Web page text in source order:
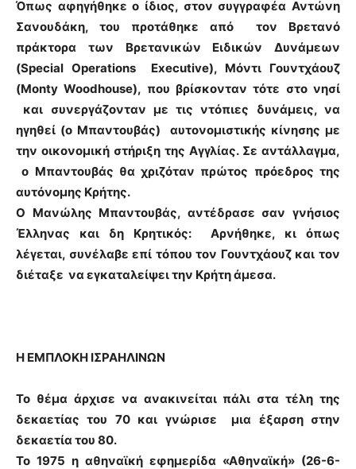
Όπως αφηγήθηκε ο ίδιος, στον συγγραφέα Αντώνη
Σανουδάκη, του προτάθηκε από τον Βρετανό
πράκτορα των Βρετανικών Ειδικών Δυνάμεων
(Special Operations Executive), Μόντι Γουντχάουζ
(Monty Woodhouse), που βρίσκονταν τότε στο νησί
και συνεργάζονταν με τις ντόπιες δυνάμεις, να
ηγηθεί (ο Μπαντουβάς) αυτονομιστικής κίνησης με
την οικονομική στήριξη της Αγγλίας. Σε αντάλλαγμα,
ο Μπαντουβάς θα χριζόταν πρώτος πρόεδρος της
αυτόνομης Κρήτης.
Ο Μανώλης Μπαντουβάς, αντέδρασε σαν γνήσιος
Έλληνας και δη Κρητικός: Αρνήθηκε, κι όπως
λέγεται, συνέλαβε επί τόπου τον Γουντχάουζ και τον
διέταξε να εγκαταλείψει την Κρήτη άμεσα.
Η ΕΜΠΛΟΚΗ ΙΣΡΑΗΛIΝΩΝ
Το θέμα άρχισε να ανακινείται πάλι στα τέλη της
δεκαετίας του 70 και γνώρισε μια έξαρση στην
δεκαετία του 80.
Το 1975 η αθηναϊκή εφημερίδα «Αθηναϊκή» (26-6-